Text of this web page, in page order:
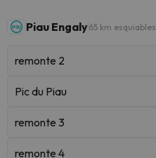
Piau Engaly65 km esquiables
remonte 2
Pic du Piau
remonte 3
remonte 4